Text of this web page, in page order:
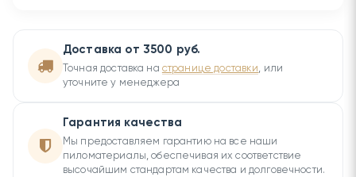
Доставка от 3500 руб.
Точная доставка на странице доставки, или
уточните у менеджера
Гарантия качества
Мы предоставляем гарантию на все наши
пиломатериалы, обеспечивая их соответствие
высочайшим стандартам качества и долговечности.